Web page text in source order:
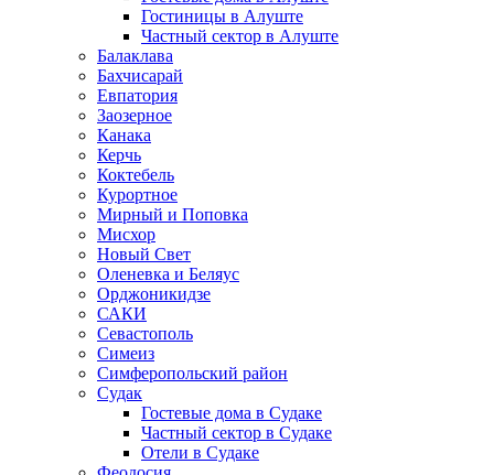
Гостиницы в Алуште
Частный сектор в Алуште
Балаклава
Бахчисарай
Евпатория
Заозерное
Канака
Керчь
Коктебель
Курортное
Мирный и Поповка
Мисхор
Новый Свет
Оленевка и Беляус
Орджоникидзе
САКИ
Севастополь
Симеиз
Симферопольский район
Судак
Гостевые дома в Судаке
Частный сектор в Судаке
Отели в Судаке